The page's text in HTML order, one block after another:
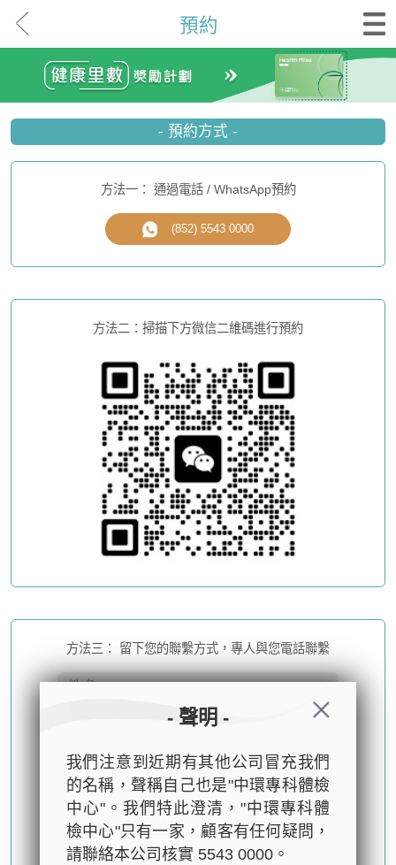
預約
- 預約方式 -
方法一： 通過電話 / WhatsApp預約
(852) 5543 0000
方法二：掃描下方微信二維碼進行預約
方法三： 留下您的聯繫方式，專人與您電話聯繫
- 聲明 -
我們注意到近期有其他公司冒充我們
的名稱，聲稱自己也是"中環專科體檢
中心"。我們特此澄清，"中環專科體
檢中心"只有一家，顧客有任何疑問，
請聯絡本公司核實 5543 0000。